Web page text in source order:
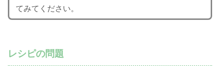
てみてください。
レシピの問題